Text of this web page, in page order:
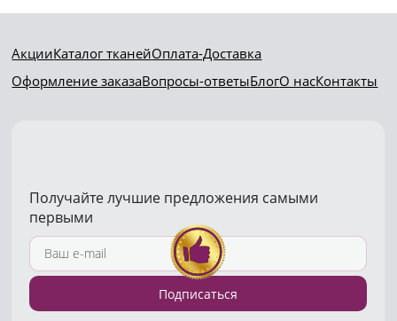
АкцииКаталог тканейОплата-Доставка
Оформление заказаВопросы-ответыБлогО насКонтакты
Получайте лучшие предложения самыми
первыми
Подписаться